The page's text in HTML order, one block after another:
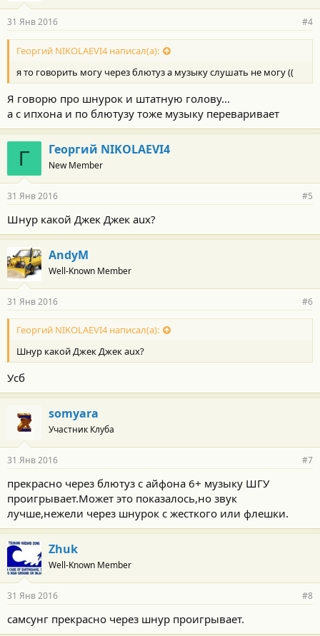
31 Янв 2016 #4
Георгий NIKOLAEVI4 написал(а):
я то говорить могу через блютуз а музыку слушать не могу ((
Я говорю про шнурок и штатную голову...
а с ипхона и по блютузу тоже музыку переваривает
Г Георгий NIKOLAEVI4
New Member
31 Янв 2016 #5
Шнур какой Джек Джек aux?
AndyM
Well-Known Member
31 Янв 2016 #6
Георгий NIKOLAEVI4 написал(а):
Шнур какой Джек Джек aux?
Усб
somyara
Участник Клуба
31 Янв 2016 #7
прекрасно через блютуз с айфона 6+ музыку ШГУ
проигрывает.Может это показалось,но звук
лучше,нежели через шнурок с жесткого или флешки.
Zhuk
Well-Known Member
31 Янв 2016 #8
самсунг прекрасно через шнур проигрывает.